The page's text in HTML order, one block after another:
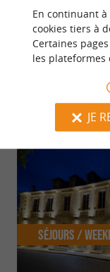
NOUS
Séjours /
En continuant
cookies tiers à
Certaines
les plateformes
JE